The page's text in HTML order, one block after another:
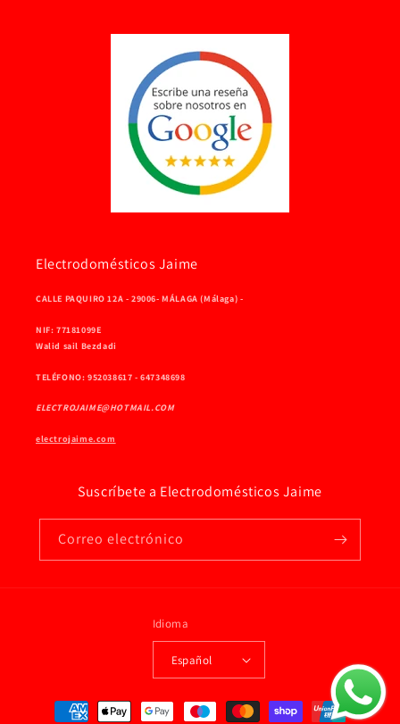
Electrodomésticos Jaime
CALLE PAQUIRO 12A - 29006- MÁLAGA (Málaga) -
NIF: 77181099E
Walid sail Bezdadi
TELÉFONO: 952038617 - 647348698
ELECTROJAIME@HOTMAIL.COM
electrojaime.com
Suscríbete a Electrodomésticos Jaime
Correo electrónico
Idioma
Español
Formas